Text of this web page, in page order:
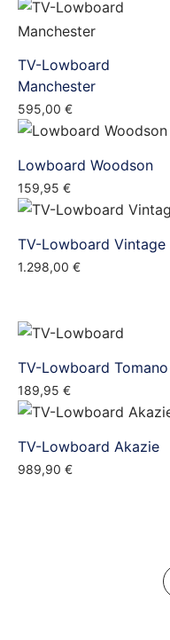
TV-Lowboard
Manchester
595,00 €
Lowboard Woodson
159,95 €
TV-Lowboard Vintage
1.298,00 €
TV-Lowboard Tomano
189,95 €
TV-Lowboard Akazie
989,90 €